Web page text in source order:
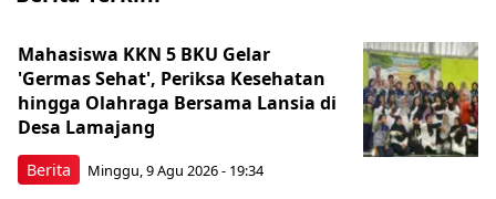
Berita
Mahasiswa KKN 5 BKU Gelar
'Germas Sehat', Periksa Kesehatan
hingga Olahraga Bersama Lansia di
Desa Lamajang
Minggu, 9 Agu 2026 - 19:34